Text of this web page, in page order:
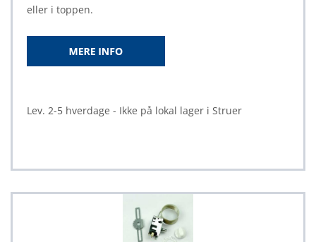
eller i toppen.
Lev. 2-5 hverdage - Ikke på lokal lager i Struer